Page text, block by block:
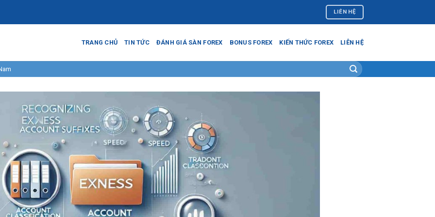
LIÊN HỆ
TRANG CHỦ TIN TỨC ĐÁNH GIÁ SÀN FOREX BONUS FOREX KIẾN THỨC FOREX LIÊN HỆ